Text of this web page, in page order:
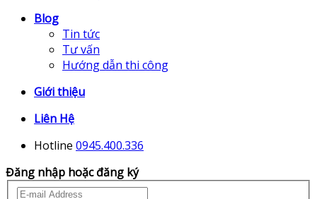
Blog
Tin tức
Tư vấn
Hướng dẫn thi công
Giới thiệu
Liên Hệ
Hotline 0945.400.336
Đăng nhập hoặc đăng ký